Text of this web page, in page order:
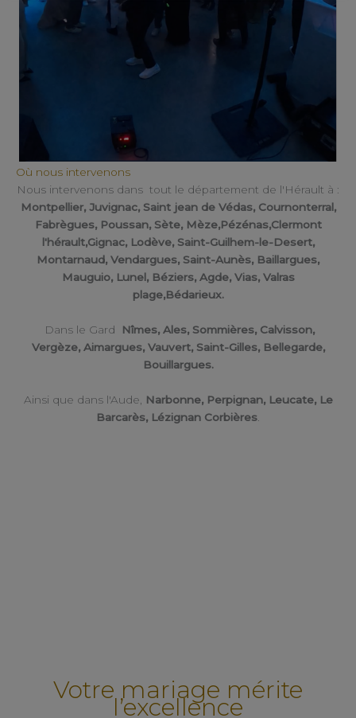
Où nous intervenons
Nous intervenons dans tout le département de l'Hérault à :
Montpellier, Juvignac, Saint jean de Védas, Cournonterral,
Fabrègues, Poussan, Sète, Mèze,Pézénas,Clermont
l'hérault,Gignac, Lodève, Saint-Guilhem-le-Desert,
Montarnaud, Vendargues, Saint-Aunès, Baillargues,
Mauguio, Lunel, Béziers, Agde, Vias, Valras
plage,Bédarieux.
Dans le Gard Nîmes, Ales, Sommières, Calvisson,
Vergèze, Aimargues, Vauvert, Saint-Gilles, Bellegarde,
Bouillargues.
Ainsi que dans l'Aude,
Narbonne, Perpignan, Leucate, Le
Barcarès, Lézignan Corbières
Votre mariage mérite
l’excellence